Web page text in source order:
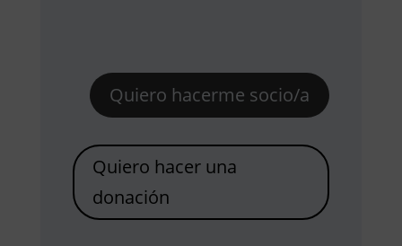
Quiero hacerme socio/a
Quiero hacer una
donación